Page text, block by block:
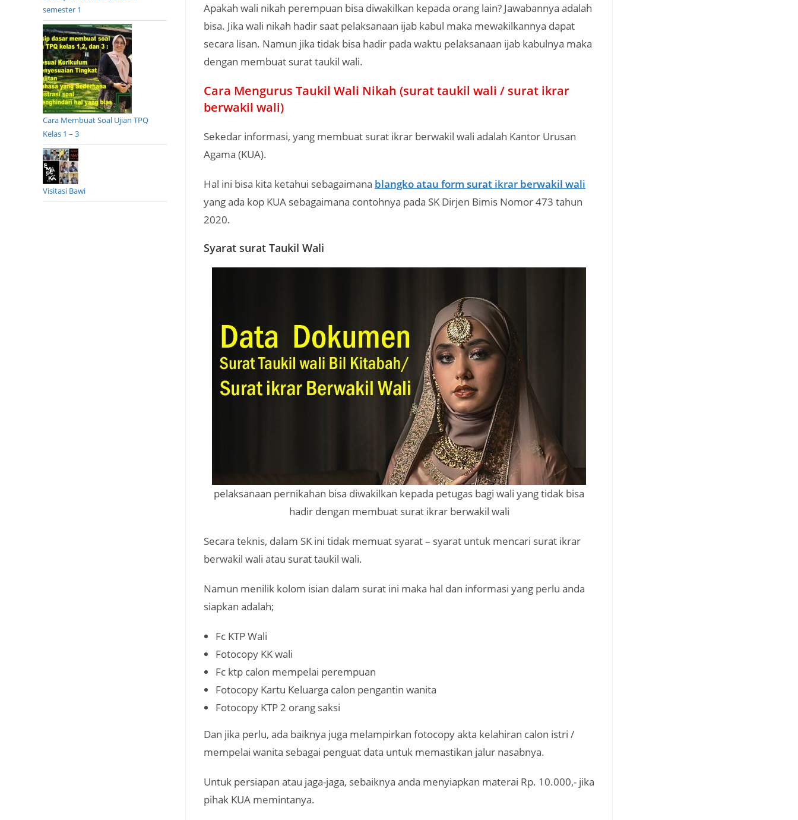
Apakah wali nikah perempuan bisa diwakilkan kepada orang lain? Jawabannya adalah
bisa. Jika wali nikah hadir saat pelaksanaan ijab kabul maka mewakilkannya dapat
secara lisan. Namun jika tidak bisa hadir pada waktu pelaksanaan ijab kabulnya maka
dengan membuat surat taukil wali.
Cara Mengurus Taukil Wali Nikah (surat taukil wali / surat ikrar
berwakil wali)
Sekedar informasi, yang membuat surat ikrar berwakil wali adalah Kantor Urusan
Agama (KUA).
Hal ini bisa kita ketahui sebagaimana blangko atau form surat ikrar berwakil wali
yang ada kop KUA sebagaimana contohnya pada SK Dirjen Bimis Nomor 473 tahun
2020.
Syarat surat Taukil Wali
pelaksanaan pernikahan bisa diwakilkan kepada petugas bagi wali yang tidak bisa
hadir dengan membuat surat ikrar berwakil wali
Secara teknis, dalam SK ini tidak memuat syarat – syarat untuk mencari surat ikrar
berwakil wali atau surat taukil wali.
Namun menilik kolom isian dalam surat ini maka hal dan informasi yang perlu anda
siapkan adalah;
Fc KTP Wali
Fotocopy KK wali
Fc ktp calon mempelai perempuan
Fotocopy Kartu Keluarga calon pengantin wanita
Fotocopy KTP 2 orang saksi
Dan jika perlu, ada baiknya juga melampirkan fotocopy akta kelahiran calon istri /
mempelai wanita sebagai penguat data untuk memastikan jalur nasabnya.
Untuk persiapan atau jaga-jaga, sebaiknya anda menyiapkan materai Rp. 10.000,- jika
pihak KUA memintanya.
semester 1
Cara Membuat Soal Ujian TPQ
Kelas 1 – 3
Visitasi Bawi